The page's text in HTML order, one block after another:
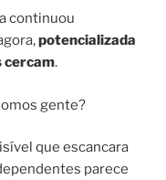
continuou
potencializada
cercam.
gente?
que escancara
parece